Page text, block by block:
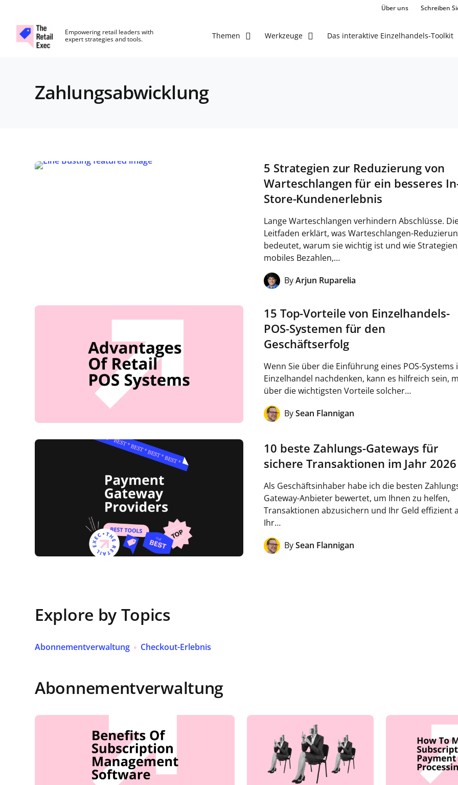
Über uns Schreiben
Empowering retail leaders with
expert strategies and tools.
Themen Werkzeuge Das interaktive Einzelhandels-Toolkit
Zahlungsabwicklung
5 Strategien zur Reduzierung von
Warteschlangen für ein besseres
Store-Kundenerlebnis
Lange Warteschlangen verhindern Abschlüsse.
Leitfaden erklärt, was Warteschlangen-
bedeutet, warum sie wichtig ist und wie
mobiles Bezahlen,…
By Arjun Ruparelia
15 Top-Vorteile von Einzelhandels-
POS-Systemen für den
Geschäftserfolg
Wenn Sie über die Einführung eines POS-Systems
Einzelhandel nachdenken, kann es hilfreich sein,
über die wichtigsten Vorteile solcher…
By Sean Flannigan
10 beste Zahlungs-Gateways für
sichere Transaktionen im Jahr 2026
Als Geschäftsinhaber habe ich die besten
Gateway-Anbieter bewertet, um Ihnen zu helfen,
Transaktionen abzusichern und Ihr Geld effizient
Ihr…
By Sean Flannigan
Explore by Topics
Abonnementverwaltung Checkout-Erlebnis
Abonnementverwaltung